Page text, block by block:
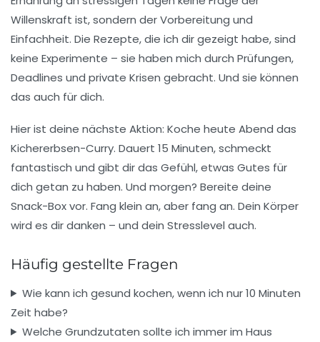
Willenskraft ist, sondern derVorbereitung und
Einfachheit. Die Rezepte, die ich dir gezeigt habe, sind
keine Experimente – sie haben mich durch Prüfungen,
Deadlines und private Krisen gebracht. Und sie können
das auch für dich.
Hier ist deine nächste Aktion: Koche heute Abend das
Kichererbsen-Curry. Dauert 15 Minuten, schmeckt
fantastisch und gibt dir das Gefühl, etwas Gutes für
dich getan zu haben. Und morgen? Bereite deine
Snack-Box vor. Fang klein an, aber fang an. Dein Körper
wird es dir danken – und dein Stresslevel auch.
Häufig gestellte Fragen
Wie kann ich gesund kochen, wenn ich nur 10 Minuten
Zeit habe?
Welche Grundzutaten sollte ich immer im Haus